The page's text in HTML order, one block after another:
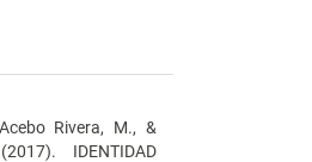
Rivera, M., &
IDENTIDAD